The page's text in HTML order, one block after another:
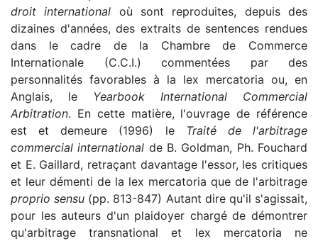
droit international où sont reproduites, depuis des
dizaines d'années, des extraits de sentences rendues
dans le cadre de la Chambre de Commerce
Internationale (C.C.I.) commentées par des
personnalités favorables à la lex mercatoria ou, en
Anglais, le Yearbook International Commercial
Arbitration. En cette matière, l'ouvrage de référence
est et demeure (1996) le Traité de l'arbitrage
commercial international de B. Goldman, Ph. Fouchard
et E. Gaillard, retraçant davantage l'essor, les critiques
et leur démenti de la lex mercatoria que de l'arbitrage
proprio sensu (pp. 813-847) Autant dire qu'il s'agissait,
pour les auteurs d'un plaidoyer chargé de démontrer
qu'arbitrage transnational et lex mercatoria ne